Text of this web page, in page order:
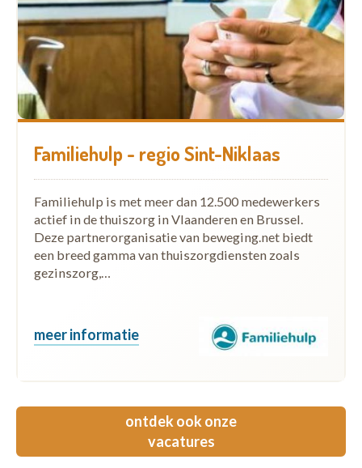
Familiehulp - regio Sint-Niklaas
Familiehulp is met meer dan 12.500 medewerkers
actief in de thuiszorg in Vlaanderen en Brussel.
Deze partnerorganisatie van beweging.net biedt
een breed gamma van thuiszorgdiensten zoals
gezinszorg,…
meer informatie
ontdek ook onze
vacatures